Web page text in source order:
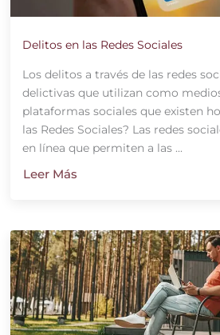
Delitos en las Redes Sociales
Los delitos a través de las redes
delictivas que utilizan como
plataformas sociales que existen
las Redes Sociales? Las redes
en línea que permiten a las ...
Leer Más